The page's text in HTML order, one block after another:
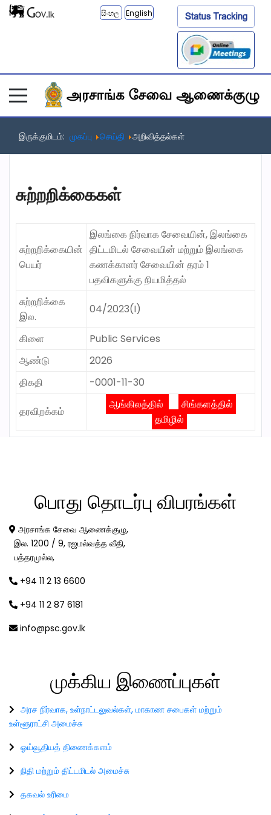
සිංහල English
இருக்குமிடம்: முகப்பு செய்தி அறிவித்தல்கள்
சுற்றறிக்கைகள்
சுற்றறிக்கையின்
பெயர்
இலங்கை நிர்வாக சேவையின், இலங்கை
திட்டமிடல் சேவையின் மற்றும் இலங்கை
கணக்காளர் சேவையின் தரம் 1
பதவிகளுக்கு நியமித்தல்
சுற்றறிக்கை
இல.
04/2023(I)
கிளை
Public Services
ஆண்டு
2026
திகதி
-0001-11-30
தரவிறக்கம்
ஆங்கிலத்தில்
சிங்களத்தில்
தமிழில்
பொது தொடர்பு விபரங்கள்
அரசாங்க சேவை ஆணைக்குழு,
இல. 1200 / 9, ரஜமல்வத்த வீதி,
பத்தரமுல்ல,
+94 11 2 13 6600
+94 11 2 87 6181
info@psc.gov.lk
முக்கிய இணைப்புகள்
அரச நிர்வாக, உள்நாட்டலுவல்கள், மாகாண சபைகள் மற்றும்
உள்ளூராட்சி அமைச்சு
ஓய்வூதியத் திணைக்களம்
நிதி மற்றும் திட்டமிடல் அமைச்சு
தகவல் உரிமை